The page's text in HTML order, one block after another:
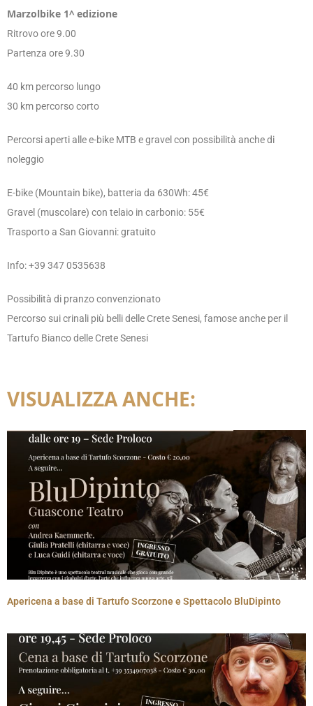
Marzolbike 1^ edizione
Ritrovo ore 9.00
Partenza ore 9.30
40 km percorso lungo
30 km percorso corto
Percorsi aperti alle e-bike MTB e gravel con possibilità anche di
noleggio
E-bike (Mountain bike), batteria da 630Wh: 45€
Gravel (muscolare) con telaio in carbonio: 55€
Trasporto a San Giovanni: gratuito
Info: +39 347 0535638
Possibilità di pranzo convenzionato
Percorso sui crinali più belli delle Crete Senesi, famose anche per il
Tartufo Bianco delle Crete Senesi
VISUALIZZA ANCHE:
Apericena a base di Tartufo Scorzone e Spettacolo BluDipinto